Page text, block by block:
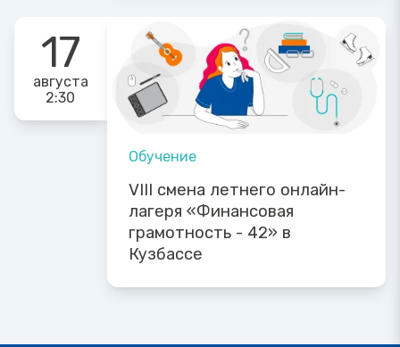
17
августа
2:30
Обучение
VIII смена летнего онлайн-
лагеря «Финансовая
грамотность - 42» в
Кузбассе